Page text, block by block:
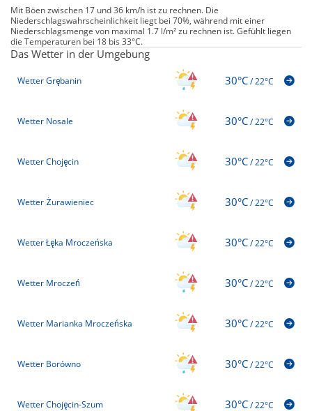
Mit Böen zwischen 17 und 36 km/h ist zu rechnen. Die
Niederschlagswahrscheinlichkeit liegt bei 70%, während mit einer
Niederschlagsmenge von maximal 1.7 l/m² zu rechnen ist. Gefühlt liegen
die Temperaturen bei 18 bis 33°C.
Das Wetter in der Umgebung
Wetter Grębanin 30°C/22°C
Wetter Nosale 30°C/22°C
Wetter Chojęcin 30°C/22°C
Wetter Żurawieniec 30°C/22°C
Wetter Łęka Mroczeńska 30°C/22°C
Wetter Mroczeń 30°C/22°C
Wetter Marianka Mroczeńska 30°C/22°C
Wetter Borówno 30°C/22°C
Wetter Chojęcin-Szum 30°C/22°C